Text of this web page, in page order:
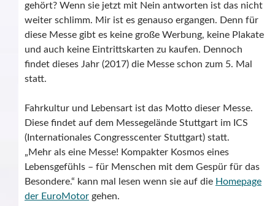
gehört? Wenn sie jetzt mit Nein antworten ist das nicht
weiter schlimm. Mir ist es genauso ergangen. Denn für
diese Messe gibt es keine große Werbung, keine Plakate
und auch keine Eintrittskarten zu kaufen. Dennoch
findet dieses Jahr (2017) die Messe schon zum 5. Mal
statt.
Fahrkultur und Lebensart ist das Motto dieser Messe.
Diese findet auf dem Messegelände Stuttgart im ICS
(Internationales Congresscenter Stuttgart) statt.
„Mehr als eine Messe! Kompakter Kosmos eines
Lebensgefühls – für Menschen mit dem Gespür für das
Besondere.“ kann mal lesen wenn sie auf die Homepage
der EuroMotor gehen.